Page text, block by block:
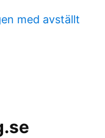
med avställt